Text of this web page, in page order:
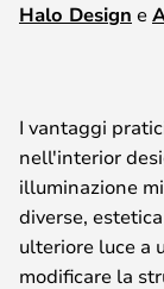
Halo Design e
I vantaggi
nell'interior
illuminazione
diverse,
ulteriore luce a
modificare la